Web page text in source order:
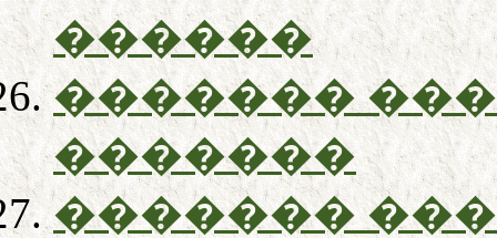
������
�������
�������
�������